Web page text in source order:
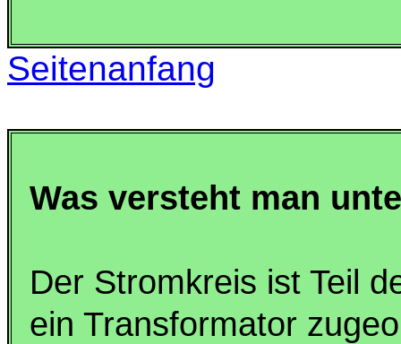
Seitenanfang
Was versteht man
Der Stromkreis ist Teil
ein Transformator